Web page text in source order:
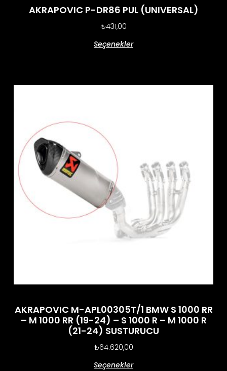
AKRAPOVIC P-DR86 PUL (UNIVERSAL)
₺431,00
Seçenekler
AKRAPOVIC M-APL00305T/1 BMW S 1000 RR
– M 1000 RR (19-24) – S 1000 R – M 1000 R
(21-24) SUSTURUCU
₺64.620,00
Seçenekler